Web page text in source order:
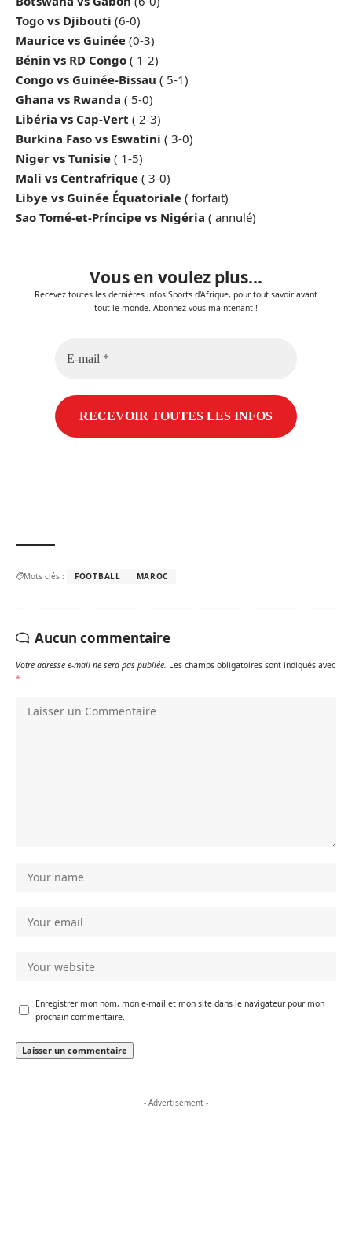
Togo vs Djibouti (6-0)
Maurice vs Guinée (0-3)
Bénin vs RD Congo ( 1-2)
Congo vs Guinée-Bissau ( 5-1)
Ghana vs Rwanda ( 5-0)
Libéria vs Cap-Vert ( 2-3)
Burkina Faso vs Eswatini ( 3-0)
Niger vs Tunisie ( 1-5)
Mali vs Centrafrique ( 3-0)
Libye vs Guinée Équatoriale ( forfait)
Sao Tomé-et-Príncipe vs Nigéria ( annulé)
Vous en voulez plus...
Recevez toutes les dernières infos Sports d'Afrique, pour tout savoir avant
tout le monde. Abonnez-vous maintenant !
Mots clés : FOOTBALL MAROC
Aucun commentaire
Votre adresse e-mail ne sera pas publiée. Les champs obligatoires sont indiqués avec
*
Enregistrer mon nom, mon e-mail et mon site dans le navigateur pour mon
prochain commentaire.
- Advertisement -